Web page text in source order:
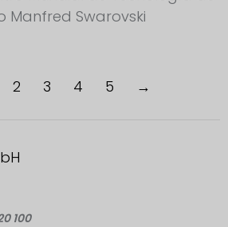
Manfred Swarovski
2 3 4 5 →
100